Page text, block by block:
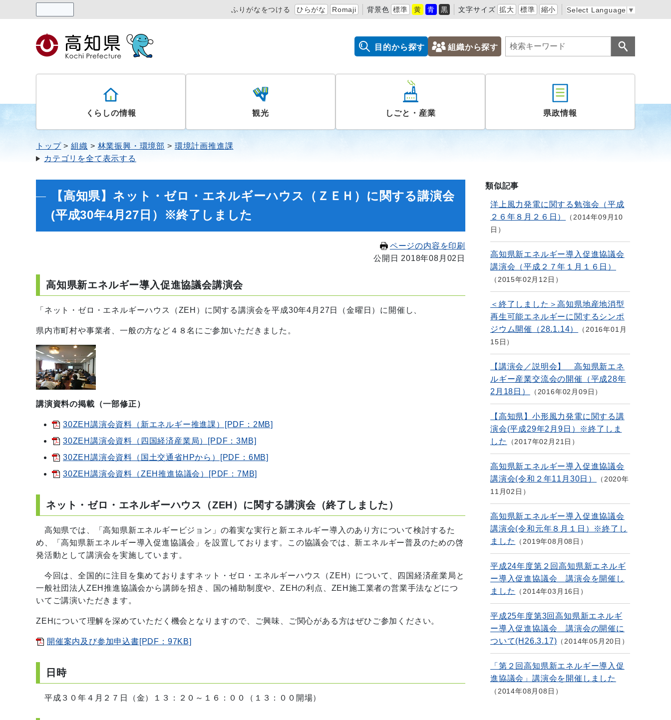
ふりがなをつける ひらがな Romaji 背景色 標準 黄 青 黒 文字サイズ 拡大 標準 縮小 Select Language ▼
目的から探す 組織から探す
くらしの情報 観光 しごと・産業 県政情報
トップ 組織 林業振興・環境部
環境計画推進課
カテゴリを全て表示する
【高知県】ネット・ゼロ・エネルギーハウス（ＺＥＨ）に関する講演会
(平成30年4月27日）※終了しました
ページの内容を印刷
公開日 2018年08月02日
高知県新エネルギー導入促進協議会講演会
「ネット・ゼロ・エネルギーハウス（ZEH）に関する講演会を平成30年4月27日（金曜日）に開催し、
県内市町村や事業者、一般の方など４８名にご参加いただきました。
講演資料の掲載（一部修正）
30ZEH講演会資料（新エネルギー推進課）[PDF：2MB]
30ZEH講演会資料（四国経済産業局）[PDF：3MB]
30ZEH講演会資料（国土交通省HPから）[PDF：6MB]
30ZEH講演会資料（ZEH推進協議会）[PDF：7MB]
ネット・ゼロ・エネルギーハウス（ZEH）に関する講演会（終了しました）
高知県では、「高知県新エネルギービジョン」の着実な実行と新エネルギー導入のあり方について検討するた
め、
「高知県新エネルギー導入促進協議会」を設置しております。この協議会では、新エネルギー普及のための啓
発活動として講演会を実施しています。
今回は、全国的に注目を集めておりますネット・ゼロ・エネルギーハウス（ZEH）について、四国経済産業局と
一般社団法人ZEH推進協議会から講師を招き、国の補助制度や、ZEHの利点、ZEH施工業者の営業手法などにつ
いてご講演いただきます。
ZEHについて理解を深めていただく機会となりますので、ご興味、ご関心がある方はぜひご参加ください。
開催案内及び参加申込書[PDF：97KB]
日時
平成３０年４月２７日（金）１３：２０～１６：００（１３：００開場）
類似記事
洋上風力発電に関する勉強会（平成
２６年８月２６日）
2014年09月10
日
高知県新エネルギー導入促進協議会
講演会（平成２７年１月１６日）
2015年02月12日
＜終了しました＞高知県地産地消型
再生可能エネルギーに関するシンポ
ジウム開催（28.1.14）
2016年01月
15日
【講演会／説明会】 高知県新エネ
ルギー産業交流会の開催（平成28年
2月18日）
2016年02月09日
【高知県】小形風力発電に関する講
演会(平成29年2月9日）※終了しま
した
2017年02月21日
高知県新エネルギー導入促進協議会
講演会(令和２年11月30日）
2020年
11月02日
高知県新エネルギー導入促進協議会
講演会(令和元年８月１日）※終了し
ました
2019年08月08日
平成24年度第２回高知県新エネルギ
ー導入促進協議会 講演会を開催し
ました
2014年03月16日
平成25年度第3回高知県新エネルギ
ー導入促進協議会 講演会の開催に
ついて(H26.3.17)
2014年05月20日
「第２回高知県新エネルギー導入促
進協議会」講演会を開催しました
2014年08月08日